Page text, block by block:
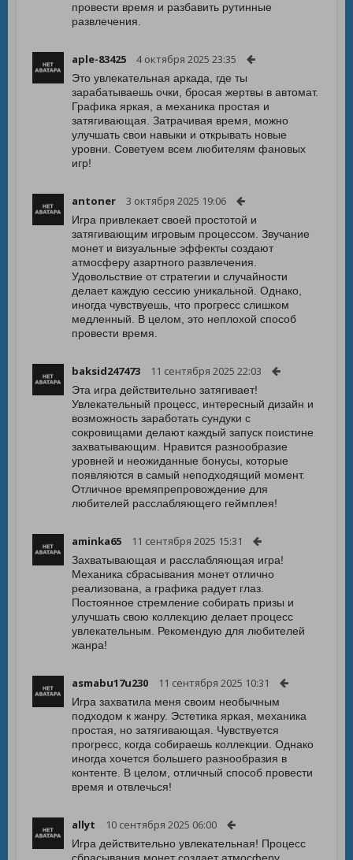
провести время и разбавить рутинные
развлечения.
aple-83425 4 октября 2025 23:35
Это увлекательная аркада, где ты
зарабатываешь очки, бросая жертвы в автомат.
Графика яркая, а механика простая и
затягивающая. Затрачивая время, можно
улучшать свои навыки и открывать новые
уровни. Советуем всем любителям фановых
игр!
antoner 3 октября 2025 19:06
Игра привлекает своей простотой и
затягивающим игровым процессом. Звучание
монет и визуальные эффекты создают
атмосферу азартного развлечения.
Удовольствие от стратегии и случайности
делает каждую сессию уникальной. Однако,
иногда чувствуешь, что прогресс слишком
медленный. В целом, это неплохой способ
провести время.
baksid247473 11 сентября 2025 22:03
Эта игра действительно затягивает!
Увлекательный процесс, интересный дизайн и
возможность заработать сундуки с
сокровищами делают каждый запуск поистине
захватывающим. Нравится разнообразие
уровней и неожиданные бонусы, которые
появляются в самый неподходящий момент.
Отличное времяпрепровождение для
любителей расслабляющего геймплея!
aminka65 11 сентября 2025 15:31
Захватывающая и расслабляющая игра!
Механика сбрасывания монет отлично
реализована, а графика радует глаз.
Постоянное стремление собирать призы и
улучшать свою коллекцию делает процесс
увлекательным. Рекомендую для любителей
жанра!
asmabu17u230 11 сентября 2025 10:31
Игра захватила меня своим необычным
подходом к жанру. Эстетика яркая, механика
простая, но затягивающая. Чувствуется
прогресс, когда собираешь коллекции. Однако
иногда хочется большего разнообразия в
контенте. В целом, отличный способ провести
время и отвлечься!
allyt 10 сентября 2025 06:00
Игра действительно увлекательная! Процесс